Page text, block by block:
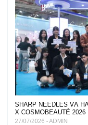
SHARP NEEDLES VÀ
X COSMOBEAUTÉ 2026
27/07/2026 - ADMIN